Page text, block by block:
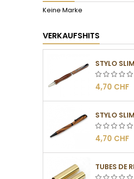
Keine Marke
VERKAUFSHITS
4,70 CHF
4,70 CHF